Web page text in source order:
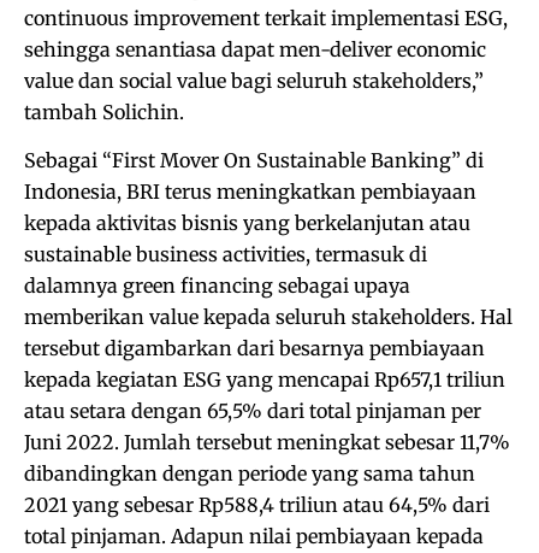
continuous improvement terkait implementasi ESG,
sehingga senantiasa dapat men-deliver economic
value dan social value bagi seluruh stakeholders,”
tambah Solichin.
Sebagai “First Mover On Sustainable Banking” di
Indonesia, BRI terus meningkatkan pembiayaan
kepada aktivitas bisnis yang berkelanjutan atau
sustainable business activities, termasuk di
dalamnya green financing sebagai upaya
memberikan value kepada seluruh stakeholders. Hal
tersebut digambarkan dari besarnya pembiayaan
kepada kegiatan ESG yang mencapai Rp657,1 triliun
atau setara dengan 65,5% dari total pinjaman per
Juni 2022. Jumlah tersebut meningkat sebesar 11,7%
dibandingkan dengan periode yang sama tahun
2021 yang sebesar Rp588,4 triliun atau 64,5% dari
total pinjaman. Adapun nilai pembiayaan kepada